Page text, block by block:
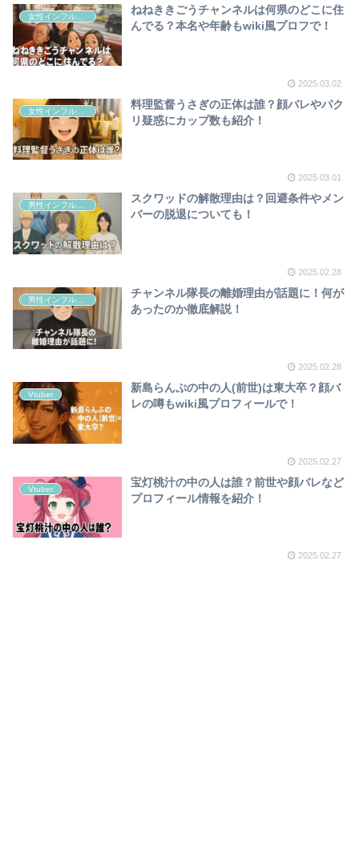
ねねききごうチャンネルは何県のどこに住
んでる？本名や年齢もwiki風プロフで！
2025.03.02
料理監督うさぎの正体は誰？顔バレやパク
リ疑惑にカップ数も紹介！
2025.03.01
男性インフルエンサー
スクワッドの解散理由は？回避条件やメン
バーの脱退についても！
2025.02.28
男性インフルエンサー
チャンネル隊長の離婚理由が話題に！何が
あったのか徹底解説！
2025.02.28
Vtuber
新島らんぷの中の人(前世)は東大卒？顔バ
レの噂もwiki風プロフィールで！
2025.02.27
Vtuber
宝灯桃汁の中の人は誰？前世や顔バレなど
プロフィール情報を紹介！
2025.02.27